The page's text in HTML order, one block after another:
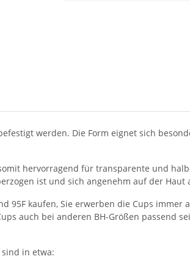
werden. Die Form eignet sich
hervorragend für transparente und
ist und sich angenehm auf der Haut
95F kaufen, Sie erwerben die Cups
auch bei anderen BH-Größen passend
in etwa: